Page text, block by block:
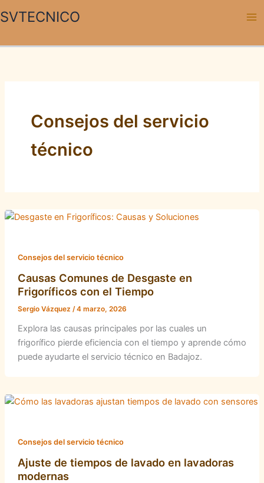
al
SVTECNICO
Consejos del servicio
técnico
Consejos del servicio técnico
Causas Comunes de Desgaste en
Frigoríficos con el Tiempo
Sergio Vázquez /4 marzo, 2026
Explora las causas principales por las cuales un
frigorífico pierde eficiencia con el tiempo y aprende cómo
puede ayudarte el servicio técnico en Badajoz.
Consejos del servicio técnico
Ajuste de tiempos de lavado en lavadoras
modernas